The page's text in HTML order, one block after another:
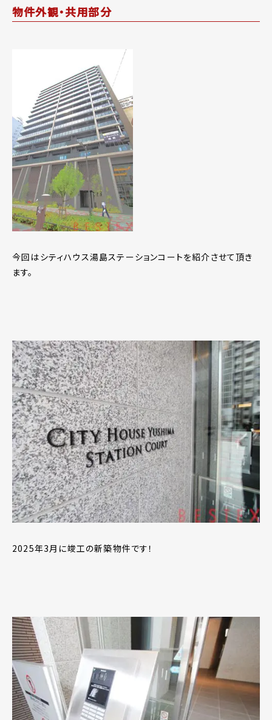
物件外観・共用部分
今回はシティハウス湯島ステーションコートを紹介させて頂き
ます。
2025年3月に竣工の新築物件です！